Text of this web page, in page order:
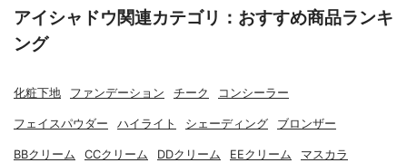
アイシャドウ関連カテゴリ：おすすめ商品ランキ
ング
化粧下地 ファンデーション チーク コンシーラー
フェイスパウダー ハイライト シェーディング ブロンザー
BBクリーム CCクリーム DDクリーム EEクリーム マスカラ